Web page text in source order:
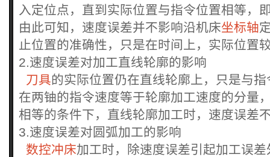
入定位点，直到实际位置与指令位置相等，
由此可知，速度误差并不影响沿机床坐标轴
止位置的准确性，只是在时间上，实际位置
2.速度误差对加工直线轮廓的影响
刀具的实际位置仍在直线轮廓上，只是与
在两铀的指令速度等于轮廓加工速度的分量
相等的条件下，直线轮廓加工时，速度误差
3.速度误差对圆弧加工的影响
数控冲床加工时，除速度误差引起加工误